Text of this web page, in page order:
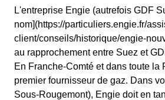
L'entreprise Engie (autrefois GDF
nom](https://particuliers.engie.fr/
client/conseils/historique/engie-
au rapprochement entre Suez et
En Franche-Comté et dans toute la
premier fournisseur de gaz. Dans
Sous-Rougemont), Engie doit en